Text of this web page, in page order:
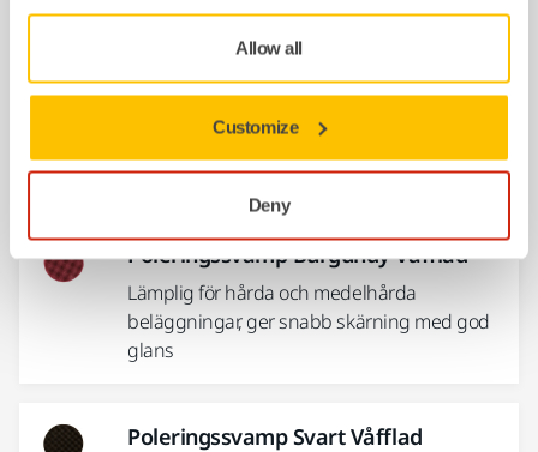
Allow all
Customize
Deny
polermedel.
Poleringssvamp Vit Våfflad
Vit våffelformad polersvamp i skum för olika
ändamål.
Poleringssvamp Burgundy Våfflad
Lämplig för hårda och medelhårda
beläggningar, ger snabb skärning med god
glans
Poleringssvamp Svart Våfflad